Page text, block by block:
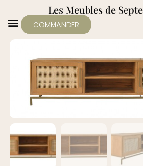
Les Meubles de
COMMANDER